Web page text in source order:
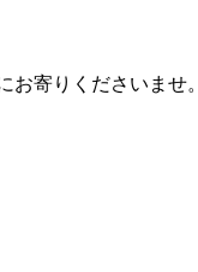
寄りくださいませ。